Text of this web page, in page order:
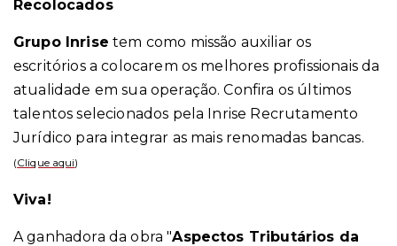
Recolocados
Grupo Inrise tem como missão auxiliar os
escritórios a colocarem os melhores profissionais da
atualidade em sua operação. Confira os últimos
talentos selecionados pela Inrise Recrutamento
Jurídico para integrar as mais renomadas bancas.
(Clique aqui)
Viva!
A ganhadora da obra "Aspectos Tributários da